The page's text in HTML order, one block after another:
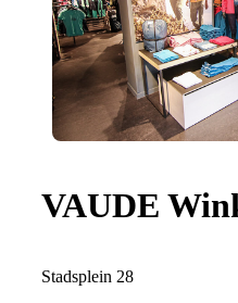
VAUDE
Stadsplein 28